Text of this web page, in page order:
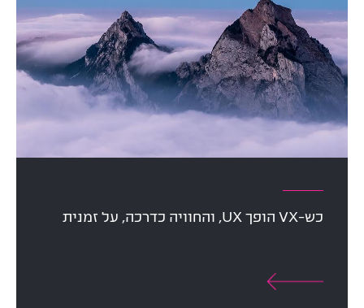
כש-VX הופך UX, והחוויה כדרכה, על זמנית